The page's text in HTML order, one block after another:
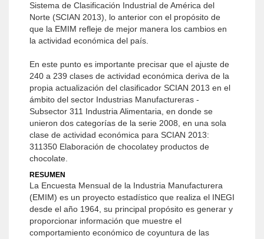
Sistema de Clasificación Industrial de América del
Norte (SCIAN 2013), lo anterior con el propósito de
que la EMIM refleje de mejor manera los cambios en
la actividad económica del país.
En este punto es importante precisar que el ajuste de
240 a 239 clases de actividad económica deriva de la
propia actualización del clasificador SCIAN 2013 en el
ámbito del sector Industrias Manufactureras -
Subsector 311 Industria Alimentaria, en donde se
unieron dos categorías de la serie 2008, en una sola
clase de actividad económica para SCIAN 2013:
311350 Elaboración de chocolatey productos de
chocolate.
RESUMEN
La Encuesta Mensual de la Industria Manufacturera
(EMIM) es un proyecto estadístico que realiza el INEGI
desde el año 1964, su principal propósito es generar y
proporcionar información que muestre el
comportamiento económico de coyuntura de las